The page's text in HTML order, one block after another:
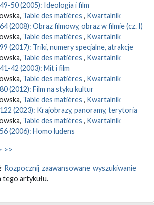
50 (2005): Ideologia i film
Table des matières , Kwartalnik
(2008): Obraz filmowy, obraz w filmie (cz. I)
Table des matières , Kwartalnik
(2017): Triki, numery specjalne, atrakcje
Table des matières , Kwartalnik
42 (2003): Mit i film
Table des matières , Kwartalnik
(2012): Film na styku kultur
Table des matières , Kwartalnik
(2023): Krajobrazy, panoramy, terytoria
Table des matières , Kwartalnik
(2006): Homo ludens
>>
Rozpocznij zaawansowane wyszukiwanie
tego artykułu.